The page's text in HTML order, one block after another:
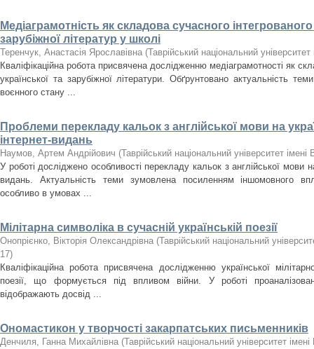
Медіаграмотність як складова сучасного
зарубіжної літератур у школі
Теренчук, Анастасія Ярославівна (Таврійський національний
Кваліфікаційна робота присвячена дослідженню медіаграмотності як
української та зарубіжної літератури. Обґрунтовано актуальність
воєнного стану ...
Проблеми перекладу кальок з англійської мови на
інтернет-видань
Наумов, Артем Андрійович (Таврійський національний університет
У роботі досліджено особливості перекладу кальок з англійської мови
видань. Актуальність теми зумовлена посиленням іншомовного
особливо в умовах ...
Мілітарна символіка в сучасній українській поезії
Онопрієнко, Вікторія Олександрівна (Таврійський національний
17)
Кваліфікаційна робота присвячена дослідженню української
поезії, що формується під впливом війни. У роботі
відображають досвід ...
Ономастикон у творчості закарпатських письменників
Денчиля, Ганна Михайлівна (Таврійський національний університет